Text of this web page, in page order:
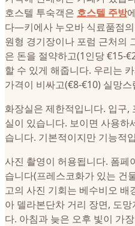
호스텔 투숙객은 호스텔 주방
다—키에사 누오바 식료품점
원형 경기장이나 포럼 근처의
은 돈을 절약하고(1인당 €15-
할 수 있게 해줍니다. 우리는
가격이 비싸고(€8-€10) 실망
화장실은 제한적입니다. 입구,
실이 있습니다. 보이면 사용
습니다. 기본적이지만 기능적
사진 촬영이 허용됩니다. 폼페
습니다(프레스코화가 있는 건
고의 사진 기회는 베수비오 배
아 델라본단차 거리 장면, 도
다. 아침과 늦은 오후 빛이 가